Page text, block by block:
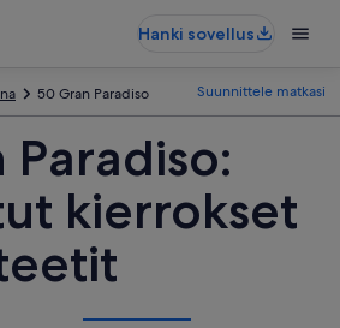
Hanki sovellus
50 Gran Paradiso Suunnittele matkasi
kierrokset